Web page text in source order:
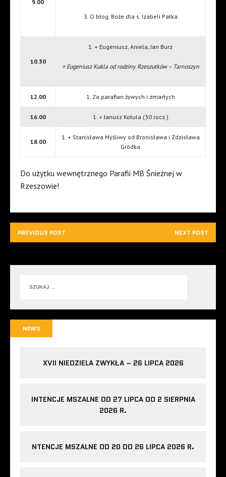
9.00
3. O błog. Boże dla s. Izabeli Pałka
10.30
1. + Eugeniusz, Aniela, Jan Burz
+ Eugeniusz Kukla od rodziny Rzeszutków – Tarnoszyn
12.00 1. Za parafian żywych i zmarłych
16.00 1. + Janusz Kotula (30 rocz.)
18.00
1. + Stanisława Myśliwy od Bronisława i Zdzisława
Gródka
Do użytku wewnętrznego Parafii MB Śnieżnej w
Rzeszowie!
PREVIOUS POST NEXT POST
NEWS
XVII NIEDZIELA ZWYKŁA – 26 LIPCA 2026
INTENCJE MSZALNE OD 27 LIPCA DO 2 SIERPNIA
2026 R.
NTENCJE MSZALNE OD 20 DO 26 LIPCA 2026 R.